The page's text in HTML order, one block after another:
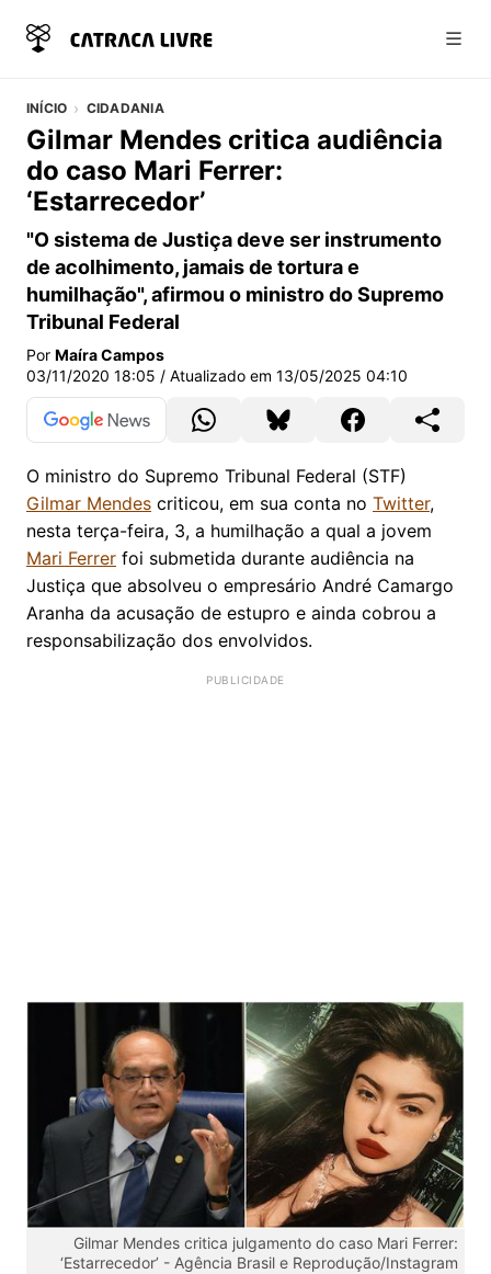
INÍCIO CIDADANIA
Gilmar Mendes critica audiência
do caso Mari Ferrer:
‘Estarrecedor’
"O sistema de Justiça deve ser instrumento
de acolhimento, jamais de tortura e
humilhação", afirmou o ministro do Supremo
Tribunal Federal
Por Maíra Campos
03/11/2020 18:05 / Atualizado em 13/05/2025 04:10
O ministro do Supremo Tribunal Federal (STF)
Gilmar Mendes criticou, em sua conta no Twitter,
nesta terça-feira, 3, a humilhação a qual a jovem
Mari Ferrer foi submetida durante audiência na
Justiça que absolveu o empresário André Camargo
Aranha da acusação de estupro e ainda cobrou a
responsabilização dos envolvidos.
Gilmar Mendes critica julgamento do caso Mari Ferrer:
‘Estarrecedor’ - Agência Brasil e Reprodução/Instagram